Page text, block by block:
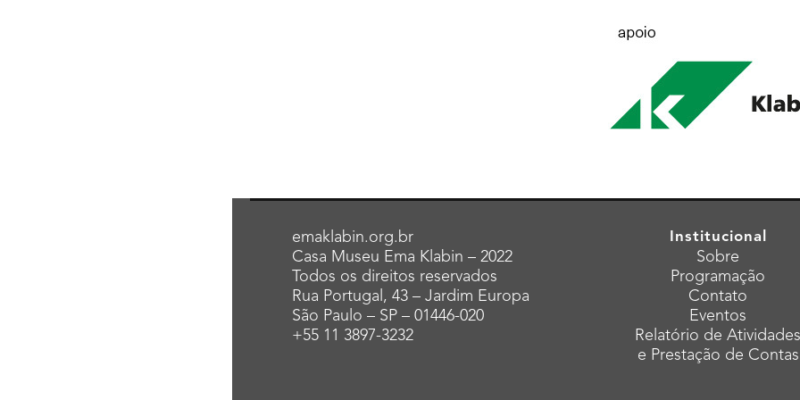
emaklabin.org.br
Casa Museu Ema Klabin – 2022
Todos os direitos reservados
Rua Portugal, 43 – Jardim Europa
São Paulo – SP – 01446-020
+55 11 3897-3232
Institucional
Sobre
Programação
Contato
Eventos
Relatório de
e Prestação de Contas